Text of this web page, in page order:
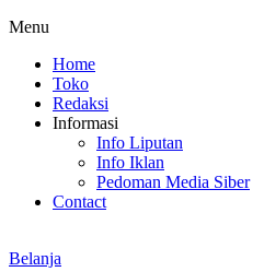
Menu
Home
Toko
Redaksi
Informasi
Info Liputan
Info Iklan
Pedoman Media Siber
Contact
Belanja